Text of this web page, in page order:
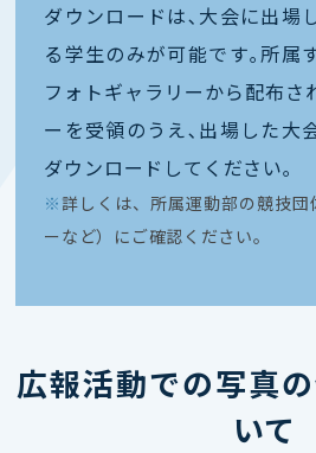
ダウンロードは､大会に出場
る学生のみが可能です｡所属
フォトギャラリーから配布さ
ーを受領のうえ､出場した大
ダウンロードしてください｡
※ 詳しくは、所属運動部の競技団
ーなど）にご確認ください。
広報活動での写真
いて